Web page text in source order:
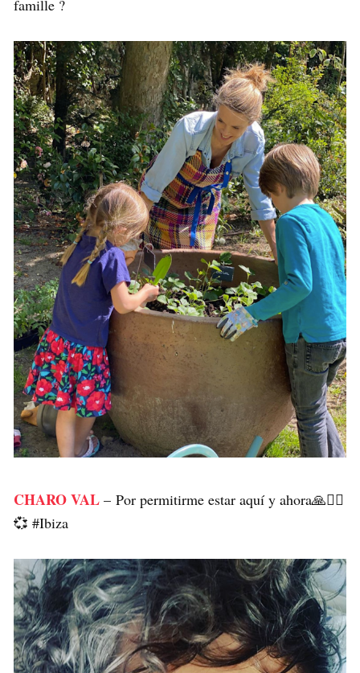
famille ?
CHARO VAL – Por permitirme estar aquí y ahora🙏🧘‍♀️
💞 #Ibiza